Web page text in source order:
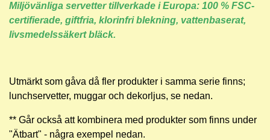
Miljövänliga servetter tillverkade i Europa: 100 % FSC-
certifierade, giftfria, klorinfri blekning, vattenbaserat,
livsmedelssäkert bläck.
Utmärkt som gåva då fler produkter i samma serie finns;
lunchservetter, muggar och dekorljus, se nedan.
** Går också att kombinera med produkter som finns under
"Ätbart" - några exempel nedan.